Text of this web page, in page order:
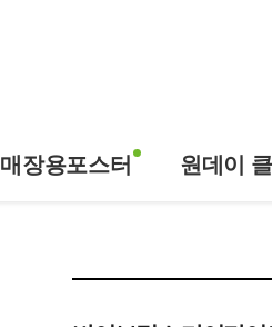
매장용포스터 원데이